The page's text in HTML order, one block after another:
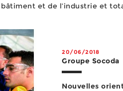
et de l’industrie et
...
20/06/2018
Groupe Socoda
Nouvelles